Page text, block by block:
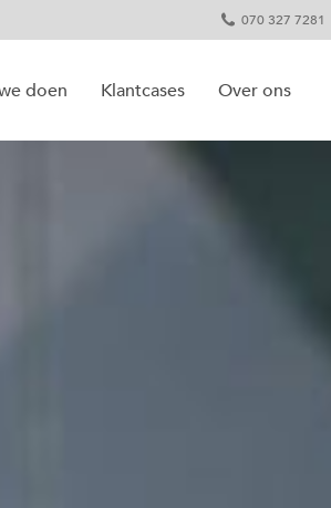
070 327 7281
doen Klantcases Over ons